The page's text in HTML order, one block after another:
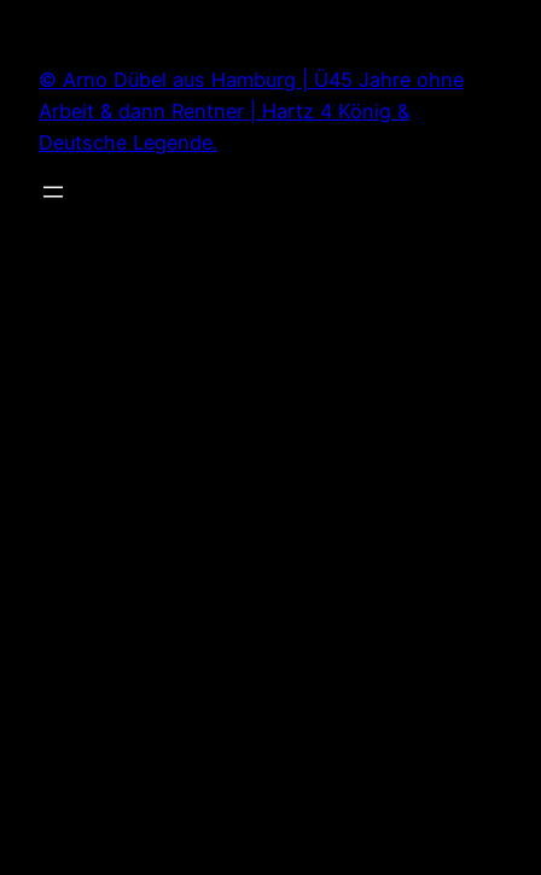
springen
© Arno Dübel aus Hamburg | Ü45 Jahre ohne
Arbeit & dann Rentner | Hartz 4 König &
Deutsche Legende.